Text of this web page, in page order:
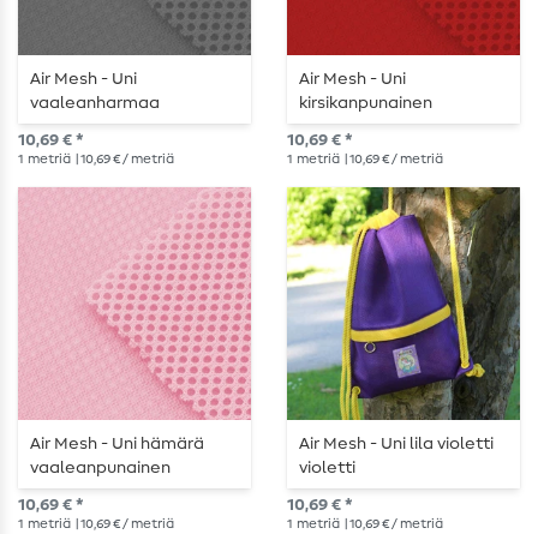
Air Mesh - Uni
vaaleanharmaa
10,69 € *
1 metriä | 10,69 € / metriä
Air Mesh - Uni
kirsikanpunainen
10,69 € *
1 metriä | 10,69 € / metriä
Air Mesh - Uni hämärä
vaaleanpunainen
10,69 € *
1 metriä | 10,69 € / metriä
Air Mesh - Uni lila violetti
violetti
10,69 € *
1 metriä | 10,69 € / metriä